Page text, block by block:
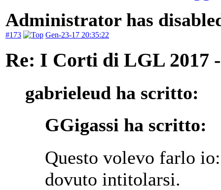
Administrator has
#173 Gen-23-17 20:35:22
Re: I Corti di LGL 2017
gabrieleud ha scritto:
GGigassi ha scritto:
Questo volevo farlo
dovuto intitolarsi.